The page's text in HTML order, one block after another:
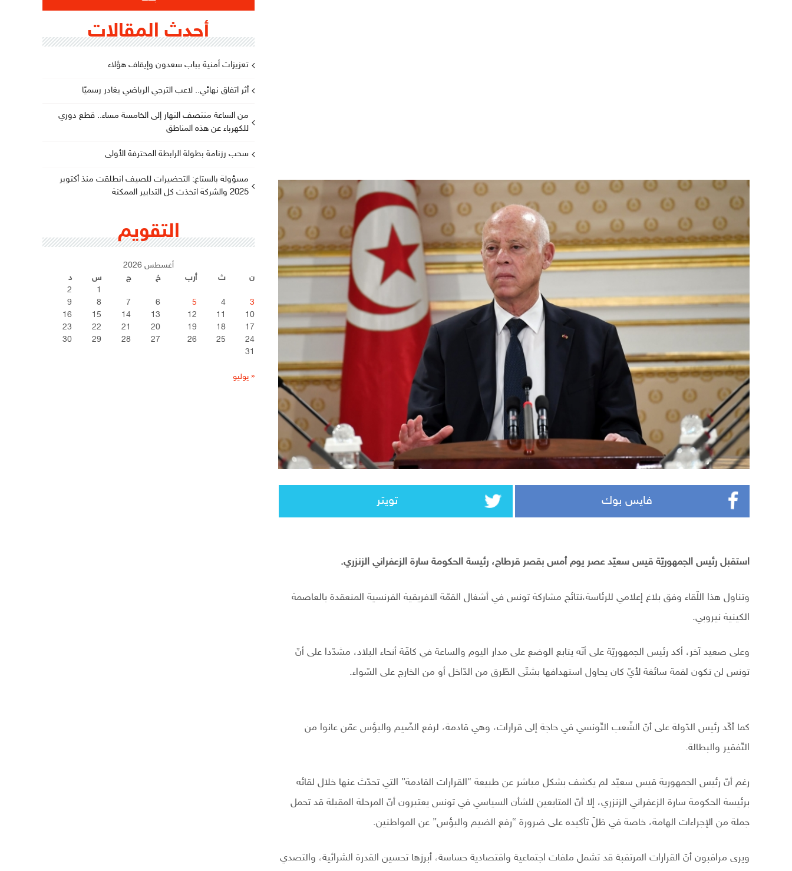
فايس بوك تويتر
استقبل رئيس الجمهوريّة قيس سعيّد عصر يوم أمس بقصر قرطاج، رئيسة الحكومة سارة الزعفراني الزنزري.
وتناول هذا اللّقاء وفق بلاغ إعلامي للرئاسة،نتائج مشاركة تونس في أشغال القمّة الافريقية الفرنسية المنعقدة بالعاصمة
الكينية نيروبي.
وعلى صعيد آخر، أكد رئيس الجمهوريّة على أنّه يتابع الوضع على مدار اليوم والساعة في كافّة أنحاء البلاد، مشدّدا على أنّ
تونس لن تكون لقمة سائغة لأيّ كان يحاول استهدافها بشتّى الطّرق من الدّاخل أو من الخارج على السّواء.
كما أكّد رئيس الدّولة على أنّ الشّعب التّونسي في حاجة إلى قرارات، وهي قادمة، لرفع الضّيم والبؤس عمّن عانوا من
التّفقير والبطالة.
رغم أنّ رئيس الجمهورية قيس سعيّد لم يكشف بشكل مباشر عن طبيعة “القرارات القادمة” التي تحدّث عنها خلال لقائه
برئيسة الحكومة سارة الزعفراني الزنزري، إلا أنّ المتابعين للشأن السياسي في تونس يعتبرون أنّ المرحلة المقبلة قد تحمل
جملة من الإجراءات الهامة، خاصة في ظلّ تأكيده على ضرورة “رفع الضيم والبؤس” عن المواطنين.
ويرى مراقبون أنّ القرارات المرتقبة قد تشمل ملفات اجتماعية واقتصادية حساسة، أبرزها تحسين القدرة الشرائية، والتصدي
أحدث المقالات
تعزيزات أمنية بباب سعدون وإيقاف هؤلاء
أثر اتفاق نهائي.. لاعب الترجي الرياضي يغادر رسميًا
من الساعة منتصف النهار إلى الخامسة مساء.. قطع دوري
للكهرباء عن هذه المناطق
سحب رزنامة بطولة الرابطة المحترفة الأولى
مسؤولة بالستاغ: التحضيرات للصيف انطلقت منذ أكتوبر
2025 والشركة اتخذت كل التدابير الممكنة
التقويم
أغسطس 2026
ن
ث أرب خ ج س
د
1
2
3
4
5
6
7
8
9
10
11
12
13
14
15
16
17
18
19
20
21
22
23
24
25
26
27
28
29
30
31
« يوليو